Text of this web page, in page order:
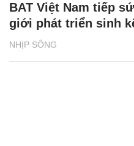
NHỊP SỐNG
BAT Việt Nam tiếp
giới phát triển sinh